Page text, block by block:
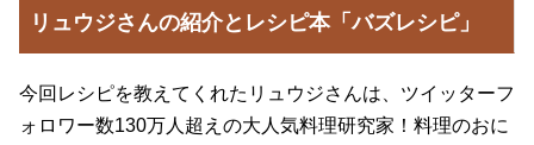
リュウジさんの紹介とレシピ本「バズレシピ」
今回レシピを教えてくれたリュウジさんは、ツイッターフ
ォロワー数130万人超えの大人気料理研究家！料理のおに